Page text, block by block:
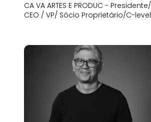
CA VA ARTES E PRODUC - Presidente/
CEO / VP/ Sócio Proprietário/C-level